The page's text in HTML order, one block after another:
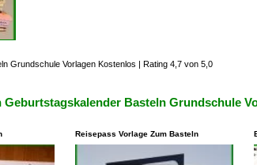
Grundschule Vorlagen Kostenlos | Rating 4,7 von 5,0
Geburtstagskalender Basteln Grundschule
Reisepass Vorlage Zum Basteln